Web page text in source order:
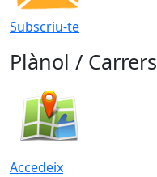
Subscriu-te
Plànol / Carrers
Accedeix